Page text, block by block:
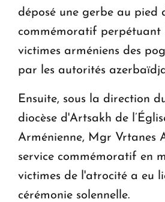
déposé une gerbe au pied
commémoratif perpétuant
victimes arméniens des
par les autorités
Ensuite, sous la direction
diocèse d'Artsakh de
Arménienne, Mgr Vrtanes
service commémoratif en
victimes de l'atrocité a eu
cérémonie solennelle.